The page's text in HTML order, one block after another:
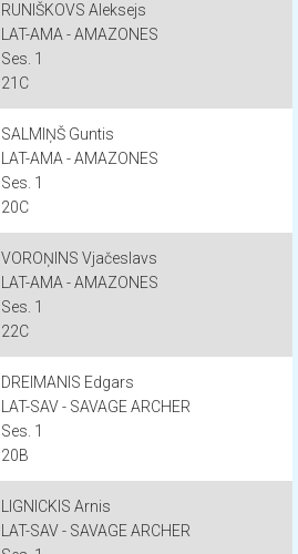
RUNIŠKOVS Aleksejs
LAT-AMA - AMAZONES
Ses. 1
21C
SALMIŅŠ Guntis
LAT-AMA - AMAZONES
Ses. 1
20C
VOROŅINS Vjačeslavs
LAT-AMA - AMAZONES
Ses. 1
22C
DREIMANIS Edgars
LAT-SAV - SAVAGE ARCHER
Ses. 1
20B
LIGNICKIS Arnis
LAT-SAV - SAVAGE ARCHER